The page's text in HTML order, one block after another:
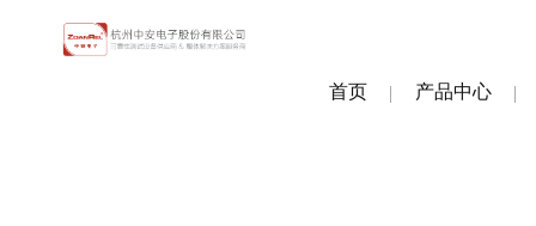
首页 产品中心